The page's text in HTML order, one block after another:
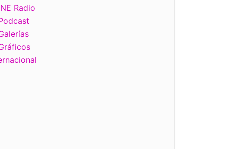
Radio